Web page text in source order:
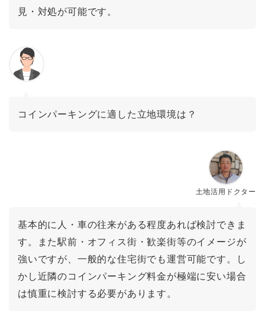
見・対処が可能です。
コインパーキングに適した立地環境は？
土地活用ドクター
基本的に人・車の往来がある程度あれば検討できま
す。また駅前・オフィス街・歓楽街等のイメージが
強いですが、一般的な住宅街でも運営可能です。し
かし近隣のコインパーキング料金が極端に安い場合
は慎重に検討する必要があります。